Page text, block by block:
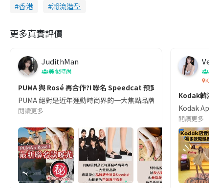
香港
潮流造型
更多真實評價
JudithMan
美妝時尚
PUMA 與 Rosé 再合作?! 聯名 Speedcat 預覽圖瘋傳中！全系列
PUMA 絕對是近年運動時尚界的一大焦點品牌！憑藉復刻品牌經
閱讀更多
潮
Kodak韓流
Kodak
閱讀更多